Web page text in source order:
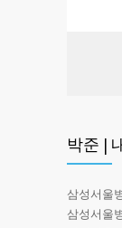
박준 |
삼성서울
삼성서울